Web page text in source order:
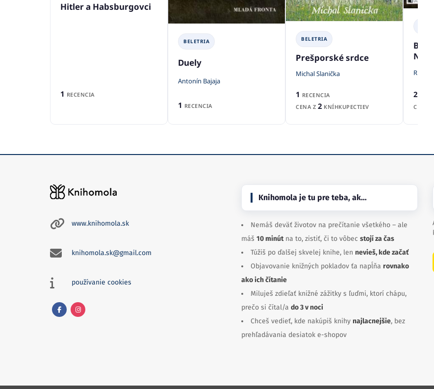
Hitler a Habsburgovci
1 RECENCIA
BELETRIA
Duely
Antonín Bajaja
1 RECENCIA
BELETRIA
Prešporské srdce
Michal Slanička
1 RECENCIA
CENA Z 2 KNÍHKUPECTIEV
Rick
2
CENA Z
www.knihomola.sk
knihomola.sk@gmail.com
používanie cookies
Knihomola je tu pre teba, ak…
Nemáš deväť životov na prečítanie všetkého – ale
máš 10 minútna to, zistiť, či to vôbec stojí za čas
Túžiš po ďalšej skvelej knihe, len nevieš, kde začať
Objavovanie knižných pokladov ťa napĺňa rovnako
ako ich čítanie
Miluješ zdieľať knižné zážitky s ľuďmi, ktorí chápu,
prečo si čítal/a do 3 v noci
Chceš vedieť, kde nakúpiš knihy najlacnejšie, bez
prehľadávania desiatok e-shopov